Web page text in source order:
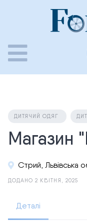
ДИТЯЧИЙ ОДЯГ
Магазин
Стрий, Львівська
ДОДАНО 2 КВІТНЯ, 2025
Деталі